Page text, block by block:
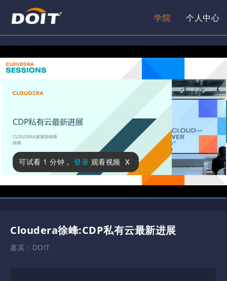
学院 个人中心
可试看 1 分钟 ， 登录 观看视频 x
Cloudera徐峰:CDP私有云最新进展
嘉宾： DOIT